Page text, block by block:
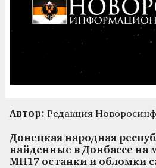
Автор: Редакция
Донецкая народная
найденные в Донбассе на
MН17 останки и обломки